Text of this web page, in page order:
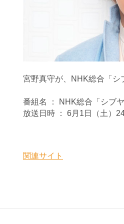
宮野真守が、NHK総合「シ
番組名 ： NHK総合「シブヤ
放送日時 ： 6月1日（土）
関連サイト